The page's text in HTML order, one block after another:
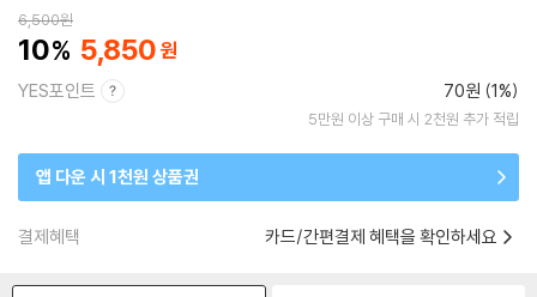
6,500원
10 5,850
YES포인트 70원 (1%)
5만원 이상 구매 시 2천원 추가 적립
앱 다운 시 1천원 상품권
결제혜택 카드/간편결제 혜택을 확인하세요